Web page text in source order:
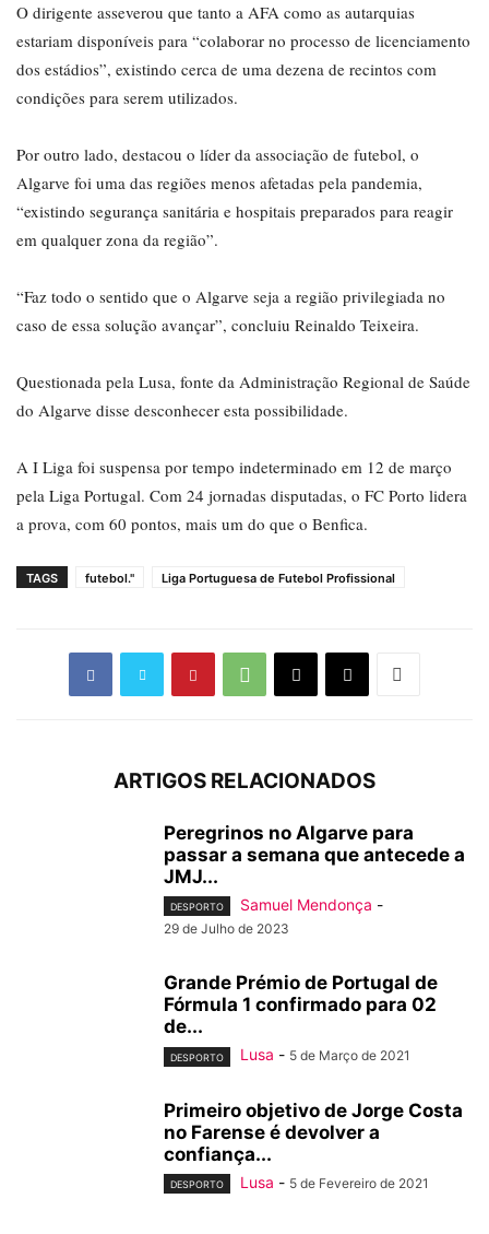
O dirigente asseverou que tanto a AFA como as autarquias
estariam disponíveis para “colaborar no processo de licenciamento
dos estádios”, existindo cerca de uma dezena de recintos com
condições para serem utilizados.
Por outro lado, destacou o líder da associação de futebol, o
Algarve foi uma das regiões menos afetadas pela pandemia,
“existindo segurança sanitária e hospitais preparados para reagir
em qualquer zona da região”.
“Faz todo o sentido que o Algarve seja a região privilegiada no
caso de essa solução avançar”, concluiu Reinaldo Teixeira.
Questionada pela Lusa, fonte da Administração Regional de Saúde
do Algarve disse desconhecer esta possibilidade.
A I Liga foi suspensa por tempo indeterminado em 12 de março
pela Liga Portugal. Com 24 jornadas disputadas, o FC Porto lidera
a prova, com 60 pontos, mais um do que o Benfica.
TAGS futebol." Liga Portuguesa de Futebol Profissional
ARTIGOS RELACIONADOS
Peregrinos no Algarve para
passar a semana que antecede a
JMJ...
DESPORTO Samuel Mendonça -
29 de Julho de 2023
Grande Prémio de Portugal de
Fórmula 1 confirmado para 02
de...
DESPORTO Lusa - 5 de Março de 2021
Primeiro objetivo de Jorge Costa
no Farense é devolver a
confiança...
DESPORTO Lusa - 5 de Fevereiro de 2021